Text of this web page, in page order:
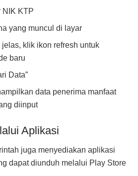
NIK KTP
yang muncul di layar
klik ikon refresh untuk
baru
Data”
data penerima manfaat
diinput
Aplikasi
juga menyediakan aplikasi
dapat diunduh melalui Play Store